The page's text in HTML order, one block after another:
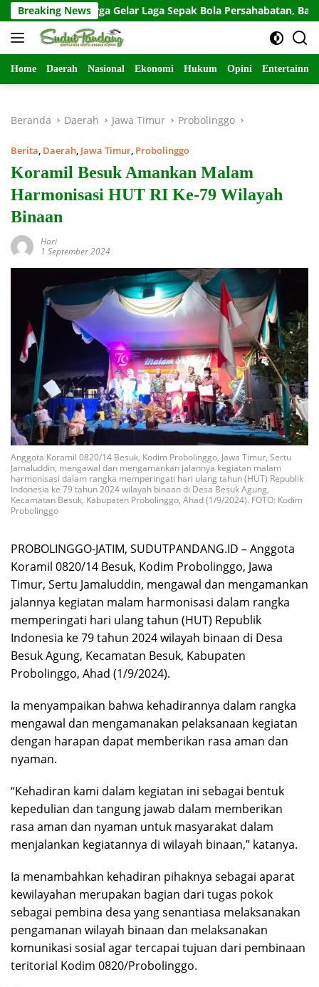
Langsung
ke
konten
Breaking News
dan Warga Gelar Laga Sepak Bola Persahabatan, Bangun
Home Daerah Nasional Ekonomi Hukum Opini
Beranda Daerah Jawa Timur Probolinggo
Berita, Daerah, Jawa Timur, Probolinggo
Koramil Besuk Amankan Malam
Harmonisasi HUT RI Ke-79 Wilayah
Binaan
Hari
1 September 2024
Anggota Koramil 0820/14 Besuk, Kodim Probolinggo, Jawa Timur, Sertu
Jamaluddin, mengawal dan mengamankan jalannya kegiatan malam
harmonisasi dalam rangka memperingati hari ulang tahun (HUT) Republik
Indonesia ke 79 tahun 2024 wilayah binaan di Desa Besuk Agung,
Kecamatan Besuk, Kabupaten Probolinggo, Ahad (1/9/2024). FOTO: Kodim
Probolinggo
PROBOLINGGO-JATIM, SUDUTPANDANG.ID – Anggota
Koramil 0820/14 Besuk, Kodim Probolinggo, Jawa
Timur, Sertu Jamaluddin, mengawal dan mengamankan
jalannya kegiatan malam harmonisasi dalam rangka
memperingati hari ulang tahun (HUT) Republik
Indonesia ke 79 tahun 2024 wilayah binaan di Desa
Besuk Agung, Kecamatan Besuk, Kabupaten
Probolinggo, Ahad (1/9/2024).
Ia menyampaikan bahwa kehadirannya dalam rangka
mengawal dan mengamanakan pelaksanaan kegiatan
dengan harapan dapat memberikan rasa aman dan
nyaman.
“Kehadiran kami dalam kegiatan ini sebagai bentuk
kepedulian dan tangung jawab dalam memberikan
rasa aman dan nyaman untuk masyarakat dalam
menjalankan kegiatannya di wilayah binaan,” katanya.
Ia menambahkan kehadiran pihaknya sebagai aparat
kewilayahan merupakan bagian dari tugas pokok
sebagai pembina desa yang senantiasa melaksanakan
pengamanan wilayah binaan dan melaksanakan
komunikasi sosial agar tercapai tujuan dari pembinaan
teritorial Kodim 0820/Probolinggo.